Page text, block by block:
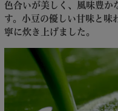
色合いが美しく、風味豊か
す。小豆の優しい甘味と味
寧に炊き上げました。